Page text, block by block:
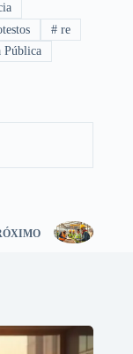
# re
Pública